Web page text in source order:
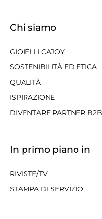
Chi siamo
GIOIELLI CAJOY
SOSTENIBILITÀ ED ETICA
QUALITÀ
ISPIRAZIONE
DIVENTARE PARTNER B2B
In primo piano in
RIVISTE/TV
STAMPA DI SERVIZIO